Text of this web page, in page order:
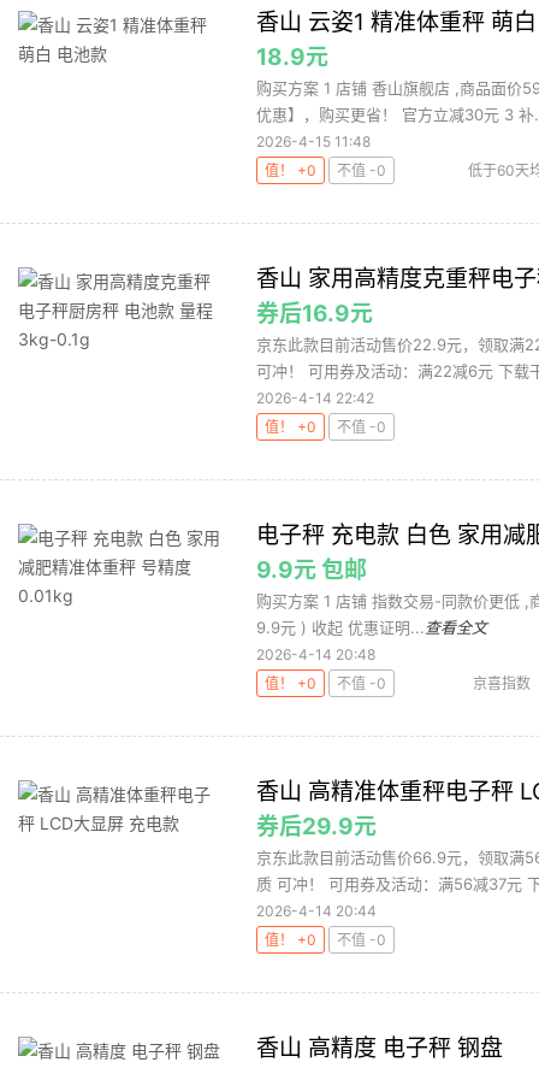
香山 云姿1 精准体重秤 萌
18.9元
购买方案 1 店铺 香山旗舰店 ,商品面价
优惠】，购买更省！ 官方立减30元 3 补
2026-4-15 11:48
值！ +0
不值 -0 低于60天
香山 家用高精度克重秤电
券后16.9元
京东此款目前活动售价22.9元，领取满
可冲！ 可用券及活动：满22减6元 下载
2026-4-14 22:42
值！ +0
不值 -0
电子秤 充电款 白色 家用
9.9元 包邮
购买方案 1 店铺 指数交易-同款价更低
9.9元 ) 收起 优惠证明... 查看全文
2026-4-14 20:48
值！ +0
不值 -0 京喜指数
香山 高精准体重秤电子秤
券后29.9元
京东此款目前活动售价66.9元，领取满
质 可冲！ 可用券及活动：满56减37元
2026-4-14 20:44
值！ +0
不值 -0
香山 高精度 电子秤 钢盘